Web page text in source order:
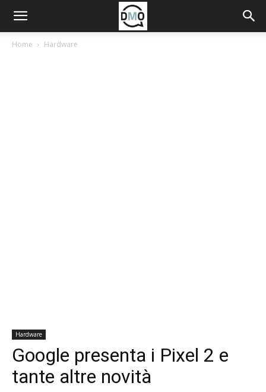
Home Hardware
Hardware
Google presenta i Pixel 2 e
tante altre novità